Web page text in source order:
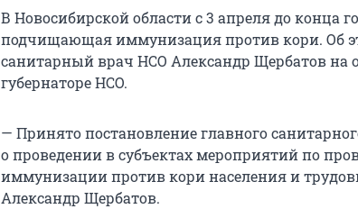
В Новосибирской области с 3 апреля до конца
подчищающая иммунизация против кори. Об
санитарный врач НСО Александр Щербатов на
губернаторе НСО.
— Принято постановление главного
о проведении в субъектах мероприятий по
иммунизации против кори населения и
Александр Щербатов.